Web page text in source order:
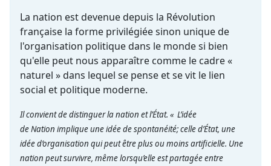
La nation est devenue depuis la Révolution
française la forme privilégiée sinon unique de
l'organisation politique dans le monde si bien
qu'elle peut nous apparaître comme le cadre «
naturel » dans lequel se pense et se vit le lien
social et politique moderne.
Il convient de distinguer la nation et l’État. « L’idée
de Nation implique une idée de spontanéité; celle d’État, une
idée d’organisation qui peut être plus ou moins artificielle. Une
nation peut survivre, même lorsqu’elle est partagée entre